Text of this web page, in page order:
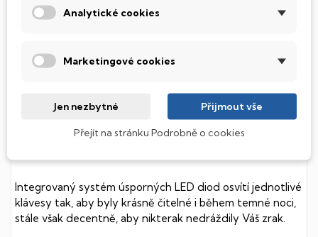
SSD Disk
(Hard Disk Drive) disků nedisponuje žádnými pohyblivými
k mechanickému poškození. Díky použití elektronické
soustavy je tento disk mnohem
tiššía především nabízí
rychlejšípráci s daty.
Integrovaný systém úsporných LED diod osvítí jednotlivé
klávesy tak, aby byly krásně čitelné i během temné noci,
stále však decentně, aby nikterak nedráždily Váš zrak.
Analytické cookies
Marketingové cookies
Jen nezbytné Přijmout vše
Přejít na stránku Podrobně o cookies